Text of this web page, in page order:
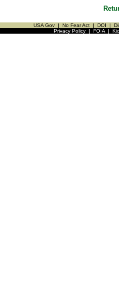
USA Gov | No Fear Act | DOI |
Privacy Policy| FOIA|